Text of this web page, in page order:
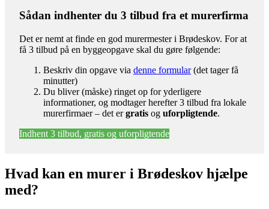
Sådan indhenter du 3 tilbud fra et murerfirma
Det er nemt at finde en god murermester i Brødeskov. For at
få 3 tilbud på en byggeopgave skal du gøre følgende:
Beskriv din opgave via denne formular(det tager få
minutter)
Du bliver (måske) ringet op for yderligere
informationer, og modtager herefter 3 tilbud fra lokale
murerfirmaer – det ergratis og uforpligtende.
Indhent 3 tilbud, gratis og uforpligtende
Hvad kan en murer i Brødeskov hjælpe
med?